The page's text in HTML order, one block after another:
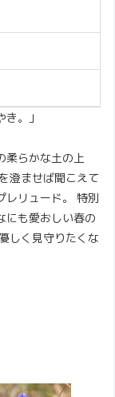
。」
柔らかな土の上
澄ませば聞こえて
レリュード。 特別
にも愛おしい春の
しく見守りたくな